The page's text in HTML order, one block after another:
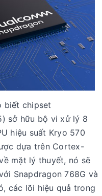
biết chipset
sở hữu bộ vi xử lý 8
hiệu suất Kryo 570
dựa trên Cortex-
mặt lý thuyết, nó sẽ
Snapdragon 768G và
các lõi hiệu quả trong